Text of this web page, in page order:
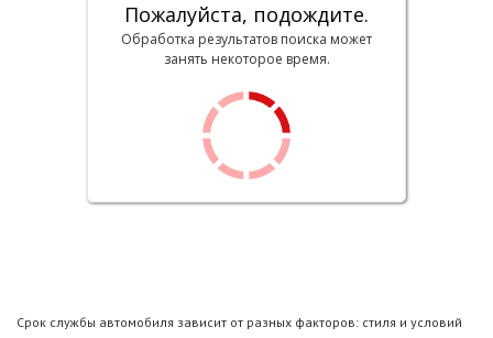
Пожалуйста, подождите.
Обработка результатов поиска может
занять некоторое время.
Срок службы автомобиля зависит от разных факторов: стиля и условий